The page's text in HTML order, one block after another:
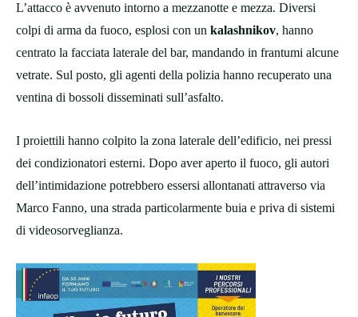
L’attacco è avvenuto intorno a mezzanotte e mezza. Diversi
colpi di arma da fuoco, esplosi con un kalashnikov, hanno
centrato la facciata laterale del bar, mandando in frantumi alcune
vetrate. Sul posto, gli agenti della polizia hanno recuperato una
ventina di bossoli disseminati sull’asfalto.
I proiettili hanno colpito la zona laterale dell’edificio, nei pressi
dei condizionatori esterni. Dopo aver aperto il fuoco, gli autori
dell’intimidazione potrebbero essersi allontanati attraverso via
Marco Fanno, una strada particolarmente buia e priva di sistemi
di videosorveglianza.